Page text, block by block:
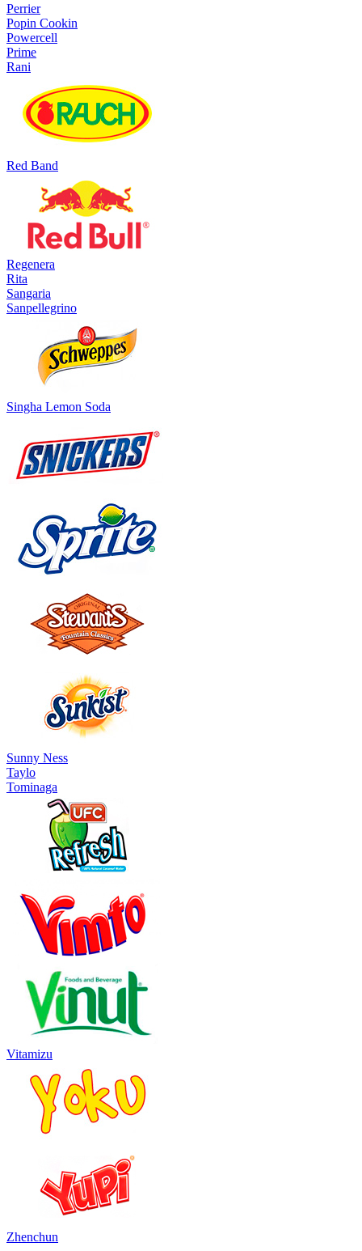
Perrier
Popin Cookin
Powercell
Prime
Rani
Red Band
Regenera
Rita
Sangaria
Sanpellegrino
Singha Lemon Soda
Sunny Ness
Taylo
Tominaga
Vitamizu
Zhenchun